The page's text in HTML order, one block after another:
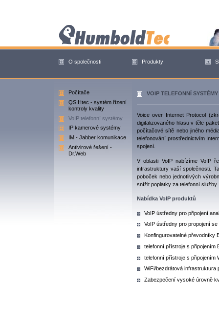
O společnosti Produkty
VOIP TELEFONNÍ SYSTÉMY
Voice over Internet Protocol
digitalizovaného hlasu v těle
počítačové sítě nebo jiného
telefonování prostřednictvím
spojení.
V oblasti VoIP nabízíme VoIP
infrastruktury vaší společnosti.
poboček nebo jednotlivých
snížit poplatky za telefonní služby.
Nabídka VoIP produktů
VoIP ústředny pro připojení
VoIP ústředny pro propojení
Konfingurovatelné převodníky
telefonní přístroje s připojením
telefonní přístroje s připojením
WiFi/bezdrátová infrastruktura
Zabezpečení vysoké úrovně
Počítače
QS Htec - systém řízení
kontroly kvality
VoIP telefonní systémy
IP kamerové systémy
IM - Jabber komunikace
Antivirové řešení -
Dr.Web